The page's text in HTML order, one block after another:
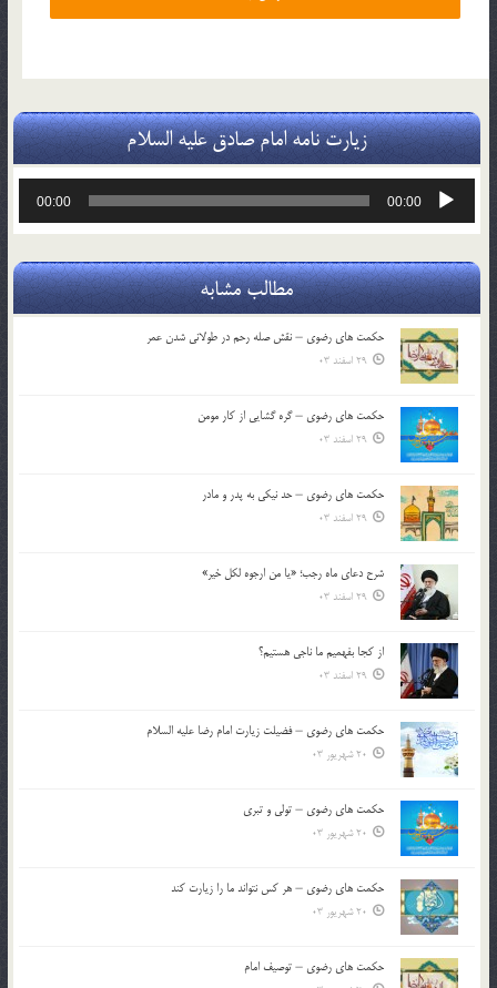
زیارت نامه امام صادق علیه السلام
پخش‌کننده
00:00
00:00
مطالب مشابه
حکمت های رضوی – نقش صله رحم در طولانی شدن عمر
29 اسفند 03
حکمت های رضوی – گره گشایی از کار مومن
29 اسفند 03
حکمت های رضوی – حد نیکی به پدر و مادر
29 اسفند 03
شرح دعای ماه رجب؛ «یا من ارجوه لکل خیر»
29 اسفند 03
از كجا بفهميم ما ناجی هستیم؟
29 اسفند 03
حکمت های رضوی – فضیلت زیارت امام رضا علیه السلام
20 شهریور 03
حکمت های رضوی – تولی و تبری
20 شهریور 03
حکمت های رضوی – هر کس نتواند ما را زیارت کند
20 شهریور 03
حکمت های رضوی – توصیف امام